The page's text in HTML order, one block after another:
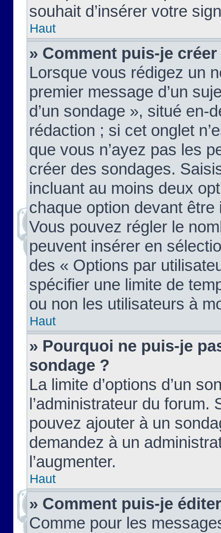
souhait d’insérer votre
Haut
» Comment puis-je
Lorsque vous rédigez un
premier message d’un
d’un sondage », situé en-
rédaction ; si cet onglet
que vous n’ayez pas les
créer des sondages.
incluant au moins deux
chaque option devant
Vous pouvez régler le
peuvent insérer en
des « Options par
spécifier une limite de
ou non les utilisateurs à
Haut
» Pourquoi ne puis-je
sondage ?
La limite d’options d’un
l’administrateur du forum.
pouvez ajouter à un
demandez à un
l’augmenter.
Haut
» Comment puis-je
Comme pour les